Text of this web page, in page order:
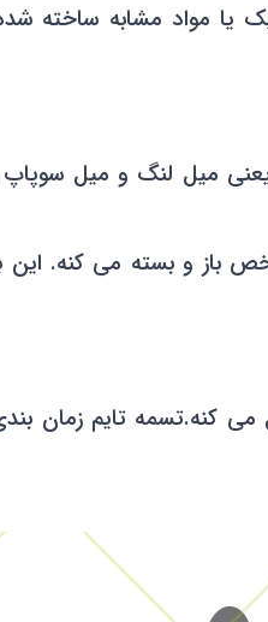
مواد مشابه ساخته
دو قطعه مهم موتور یعنی میل
مشخص باز و بسته می